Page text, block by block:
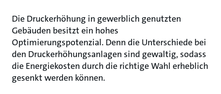
Die Druckerhöhung in gewerblich genutzten
Gebäuden besitzt ein hohes
Optimierungspotenzial. Denn die Unterschiede bei
den Druckerhöhungsanlagen sind gewaltig, sodass
die Energiekosten durch die richtige Wahl erheblich
gesenkt werden können.